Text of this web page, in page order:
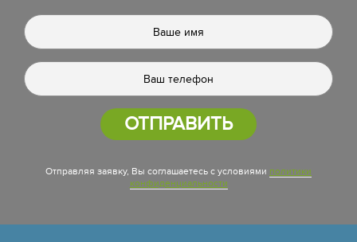
ОТПРАВИТЬ
Отправляя заявку, Вы соглашаетесь с условиями политики
конфиденциальности